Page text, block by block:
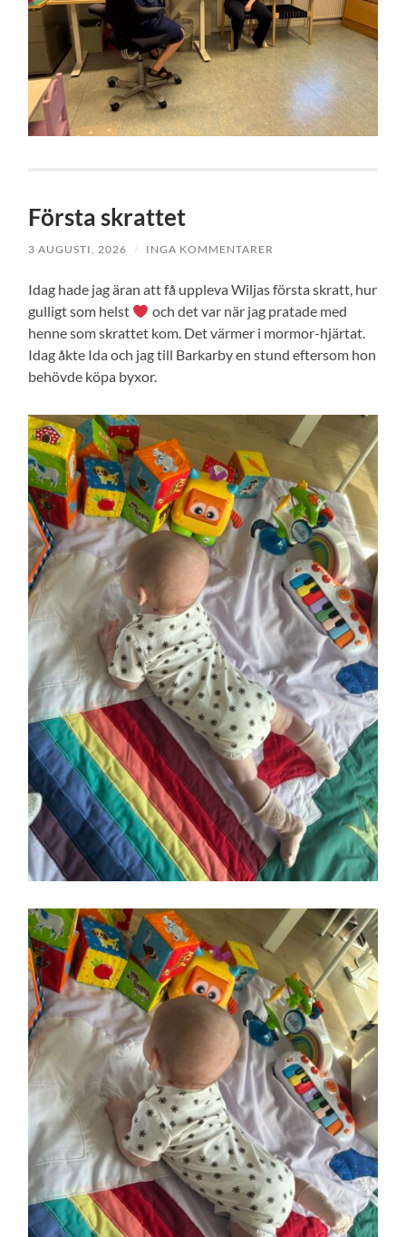
Första skrattet
3 AUGUSTI, 2026 / INGA KOMMENTARER
Idag hade jag äran att få uppleva Wiljas första skratt, hur
gulligt som helst
och det var när jag pratade med
henne som skrattet kom. Det värmer i mormor-hjärtat.
Idag åkte Ida och jag till Barkarby en stund eftersom hon
behövde köpa byxor.